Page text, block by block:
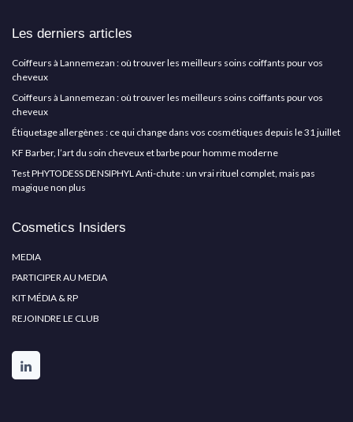
Les derniers articles
Coiffeurs à Lannemezan : où trouver les meilleurs soins coiffants pour vos
cheveux
Coiffeurs à Lannemezan : où trouver les meilleurs soins coiffants pour vos
cheveux
Étiquetage allergènes : ce qui change dans vos cosmétiques depuis le 31 juillet
KF Barber, l’art du soin cheveux et barbe pour homme moderne
Test PHYTODESS DENSIPHYL Anti-chute : un vrai rituel complet, mais pas
magique non plus
Cosmetics Insiders
MEDIA
PARTICIPER AU MEDIA
KIT MÉDIA & RP
REJOINDRE LE CLUB